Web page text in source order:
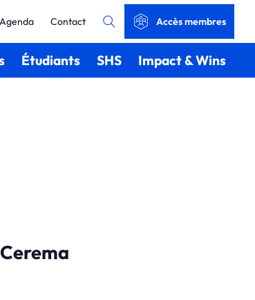
Étudiants SHS Impact & Wins
Agenda Contact Accès membres